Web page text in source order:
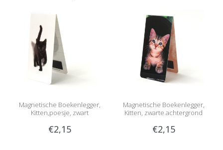
Magnetische Boekenlegger,
Kitten,poesje, zwart
€2,15
Magnetische Boekenlegger,
Kitten, zwarte achtergrond
€2,15